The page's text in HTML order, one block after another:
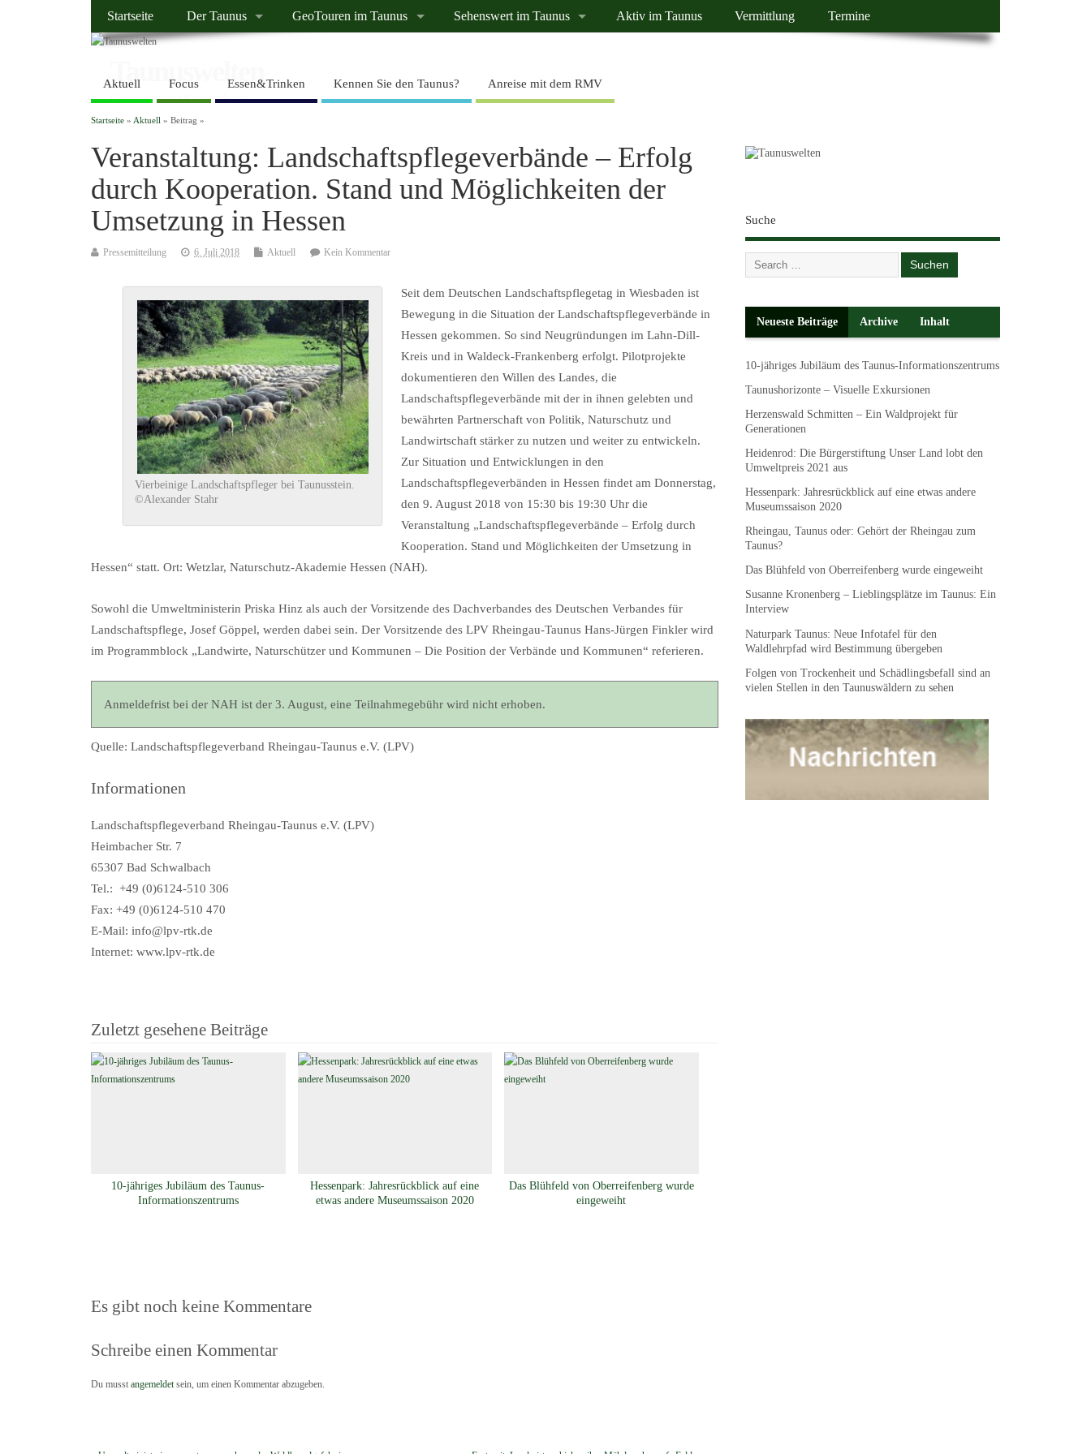
Startseite Der Taunus GeoTouren im Taunus Sehenswert im Taunus Aktiv im Taunus Vermittlung Termine
Taunuswelten
Geotourismus und Kulturlandschaft
Aktuell Focus Essen&Trinken Kennen Sie den Taunus? Anreise mit dem RMV
Startseite » Aktuell » Beitrag »
Veranstaltung: Landschaftspflegeverbände – Erfolg
durch Kooperation. Stand und Möglichkeiten der
Umsetzung in Hessen
Pressemitteilung 6. Juli 2018 Aktuell Kein Kommentar
Vierbeinige Landschaftspfleger bei Taunusstein.
©Alexander Stahr
Seit dem Deutschen Landschaftspflegetag in Wiesbaden ist
Bewegung in die Situation der Landschaftspflegeverbände in
Hessen gekommen. So sind Neugründungen im Lahn-Dill-
Kreis und in Waldeck-Frankenberg erfolgt. Pilotprojekte
dokumentieren den Willen des Landes, die
Landschaftspflegeverbände mit der in ihnen gelebten und
bewährten Partnerschaft von Politik, Naturschutz und
Landwirtschaft stärker zu nutzen und weiter zu entwickeln.
Zur Situation und Entwicklungen in den
Landschaftspflegeverbänden in Hessen findet am Donnerstag,
den 9. August 2018 von 15:30 bis 19:30 Uhr die
Veranstaltung „Landschaftspflegeverbände – Erfolg durch
Kooperation. Stand und Möglichkeiten der Umsetzung in
Hessen“ statt. Ort: Wetzlar, Naturschutz-Akademie Hessen (NAH).
Sowohl die Umweltministerin Priska Hinz als auch der Vorsitzende des Dachverbandes des Deutschen Verbandes für
Landschaftspflege, Josef Göppel, werden dabei sein. Der Vorsitzende des LPV Rheingau-Taunus Hans-Jürgen Finkler wird
im Programmblock „Landwirte, Naturschützer und Kommunen – Die Position der Verbände und Kommunen“ referieren.
Anmeldefrist bei der NAH ist der 3. August, eine Teilnahmegebühr wird nicht erhoben.
Quelle: Landschaftspflegeverband Rheingau-Taunus e.V. (LPV)
Informationen
Landschaftspflegeverband Rheingau-Taunus e.V. (LPV)
Heimbacher Str. 7
65307 Bad Schwalbach
Tel.: +49 (0)6124-510 306
Fax: +49 (0)6124-510 470
E-Mail: info@lpv-rtk.de
Internet: www.lpv-rtk.de
Zuletzt gesehene Beiträge
10-jähriges Jubiläum des Taunus-
Informationszentrums
Hessenpark: Jahresrückblick auf eine
etwas andere Museumssaison 2020
Das Blühfeld von Oberreifenberg wurde
eingeweiht
Es gibt noch keine Kommentare
Schreibe einen Kommentar
Du musst angemeldet sein, um einen Kommentar abzugeben.
Suche
Neueste Beiträge Archive Inhalt
10-jähriges Jubiläum des Taunus-Informationszentrums
Taunushorizonte – Visuelle Exkursionen
Herzenswald Schmitten – Ein Waldprojekt für
Generationen
Heidenrod: Die Bürgerstiftung Unser Land lobt den
Umweltpreis 2021 aus
Hessenpark: Jahresrückblick auf eine etwas andere
Museumssaison 2020
Rheingau, Taunus oder: Gehört der Rheingau zum
Taunus?
Das Blühfeld von Oberreifenberg wurde eingeweiht
Susanne Kronenberg – Lieblingsplätze im Taunus: Ein
Interview
Naturpark Taunus: Neue Infotafel für den
Waldlehrpfad wird Bestimmung übergeben
Folgen von Trockenheit und Schädlingsbefall sind an
vielen Stellen in den Taunuswäldern zu sehen